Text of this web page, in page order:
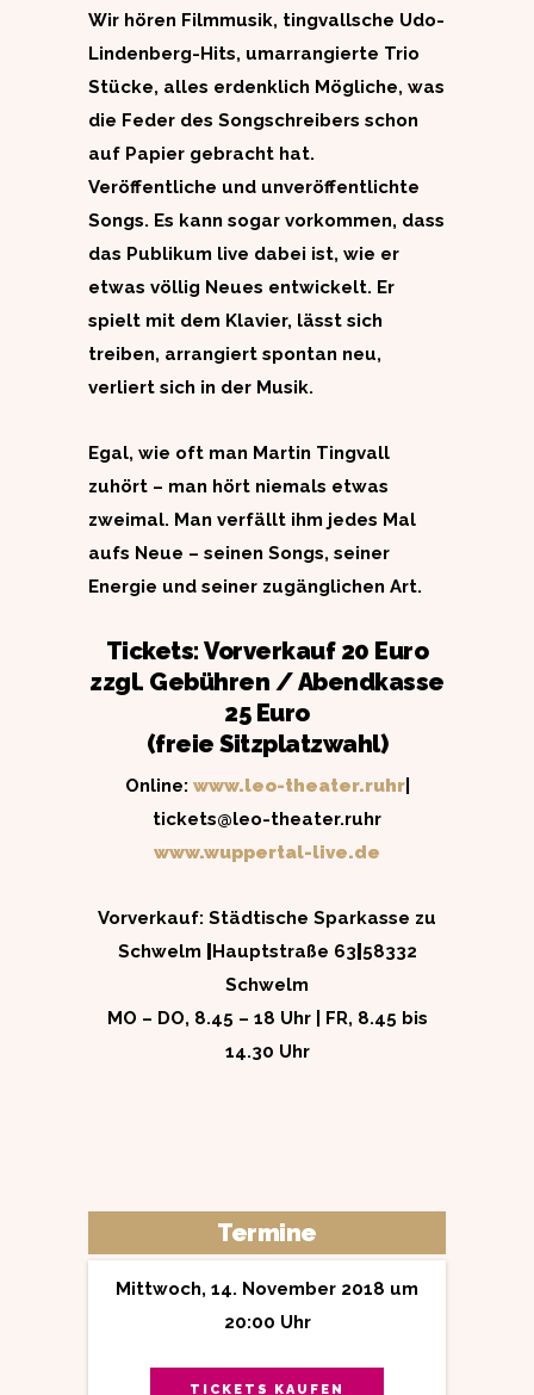
Wir hören Filmmusik, tingvallsche Udo-
Lindenberg-Hits, umarrangierte Trio
Stücke, alles erdenklich Mögliche, was
die Feder des Songschreibers schon
auf Papier gebracht hat.
Veröffentliche und unveröffentlichte
Songs. Es kann sogar vorkommen, dass
das Publikum live dabei ist, wie er
etwas völlig Neues entwickelt. Er
spielt mit dem Klavier, lässt sich
treiben, arrangiert spontan neu,
verliert sich in der Musik.
Egal, wie oft man Martin Tingvall
zuhört – man hört niemals etwas
zweimal. Man verfällt ihm jedes Mal
aufs Neue – seinen Songs, seiner
Energie und seiner zugänglichen Art.
Tickets: Vorverkauf 20 Euro
zzgl. Gebühren / Abendkasse
25 Euro
(freie Sitzplatzwahl)
Online: www.leo-theater.ruhr|
tickets@leo-theater.ruhr
www.wuppertal-live.de
Vorverkauf: Städtische Sparkasse zu
Schwelm
Hauptstraße 63 58332
Schwelm
MO – DO, 8.45 – 18 Uhr | FR, 8.45 bis
14.30 Uhr
Termine
Mittwoch, 14. November 2018 um
20:00 Uhr
TICKETS KAUFEN